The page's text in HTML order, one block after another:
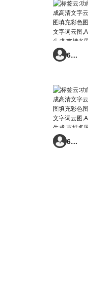
6293vp
6293vp